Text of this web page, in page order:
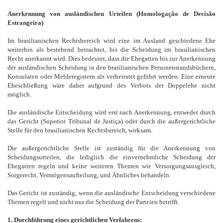
Anerkennung von ausländischen Urteilen (Homologação de Decisão
Estrangeira)
Im brasilianischen Rechtsbereich wird eine im Ausland geschiedene Ehe
weiterhin als bestehend betrachtet, bis die Scheidung im brasilianischen
Recht anerkannt wird. Dies bedeutet, dass die Ehegatten bis zur Anerkennung
der ausländischen Scheidung in den brasilianischen Personenstandsbüchern,
Konsulaten oder Melderegistern als verheiratet geführt werden. Eine erneute
Eheschließung wäre daher aufgrund des Verbots der Doppelehe nicht
möglich.
Die ausländische Entscheidung wird erst nach Anerkennung, entweder durch
das Gericht (Superior Tribunal de Justiça) oder durch die außergerichtliche
Stelle für den brasilianischen Rechtsbereich, wirksam.
Die außergerichtliche Stelle ist zuständig für die Anerkennung von
Scheidungsurteilen, die lediglich die einvernehmliche Scheidung der
Ehegatten regeln und keine weiteren Themen wie Versorgungsausgleich,
Sorgerecht, Vermögensaufteilung, und Ähnliches behandeln.
Das Gericht ist zuständig, wenn die ausländische Entscheidung verschiedene
Themen regelt und nicht nur die Scheidung der Parteien betrifft.
1. Durchführung eines gerichtlichen Verfahrens: